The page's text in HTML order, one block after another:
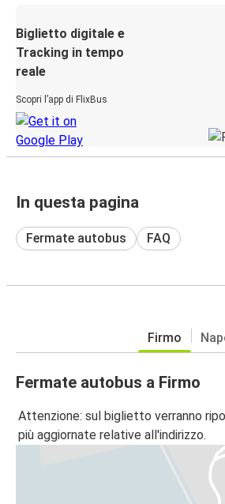
Biglietto digitale e
Tracking in tempo
reale
Scopri l’app di FlixBus
In questa pagina
Fermate autobus FAQ
Firmo
Fermate autobus a Firmo
Attenzione: sul biglietto verranno
più aggiornate relative all'indirizzo.